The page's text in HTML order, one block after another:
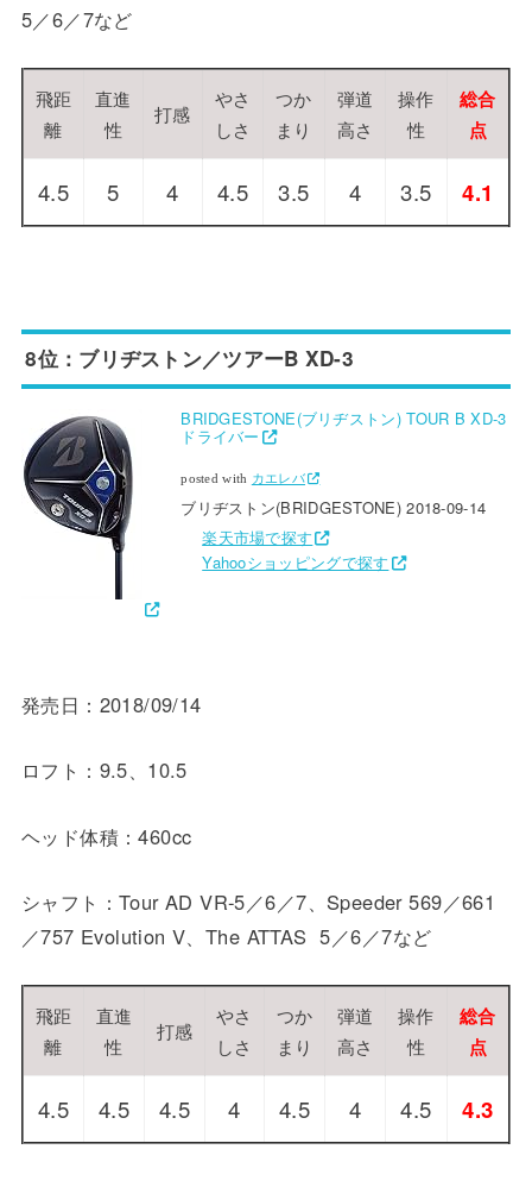
5／6／7など
飛距
離
直進
性
打感
やさ
しさ
つか
まり
弾道
高さ
操作
性
総合
点
4.5 5 4 4.5 3.5 4 3.5 4.1
8位：ブリヂストン／ツアーB XD-3
BRIDGESTONE(ブリヂストン) TOUR B XD-3
ドライバー
posted with カエレバ
ブリヂストン(BRIDGESTONE) 2018-09-14
楽天市場で探す
Yahooショッピングで探す
発売日：2018/09/14
ロフト：9.5、10.5
ヘッド体積：460cc
シャフト：Tour AD VR-5／6／7、Speeder 569／661
／757 Evolution V、The ATTAS 5／6／7など
飛距
離
直進
性
打感
やさ
しさ
つか
まり
弾道
高さ
操作
性
総合
点
4.5 4.5 4.5 4 4.5 4 4.5 4.3